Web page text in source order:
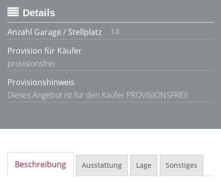
Details
Anzahl Garage / Stellplatz
14
Provision für Käufer
provisionsfrei
Provisionshinweis
Dieses Angebot ist für den Käufer PROVISIONSFREI!
Beschreibung Ausstattung Lage Sonstiges